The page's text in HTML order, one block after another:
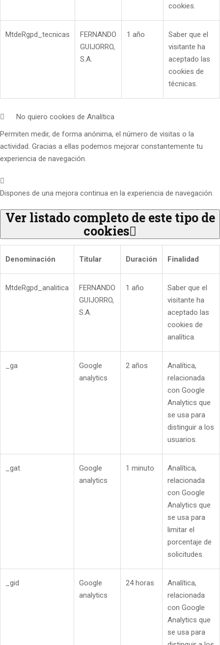
cookies.
MtdeRgpd_tecnicas
FERNANDO
GUIJORRO,
S.A.
1 año
Saber que el
visitante ha
aceptado las
cookies de
técnicas.
No quiero cookies de Analítica
Permiten medir, de forma anónima, el número de visitas o la
actividad. Gracias a ellas podemos mejorar constantemente tu
experiencia de navegación.
Dispones de una mejora continua en la experiencia de navegación.
Ver listado completo de este tipo de
cookies
Denominación Titular Duración Finalidad
MtdeRgpd_analitica
FERNANDO
GUIJORRO,
S.A.
1 año
Saber que el
visitante ha
aceptado las
cookies de
analítica.
_ga
Google
analytics
2 años
Analítica,
relacionada
con Google
Analytics que
se usa para
distinguir a los
usuarios.
_gat
Google
analytics
1 minuto
Analítica,
relacionada
con Google
Analytics que
se usa para
limitar el
porcentaje de
solicitudes.
_gid
Google
analytics
24 horas
Analítica,
relacionada
con Google
Analytics que
se usa para